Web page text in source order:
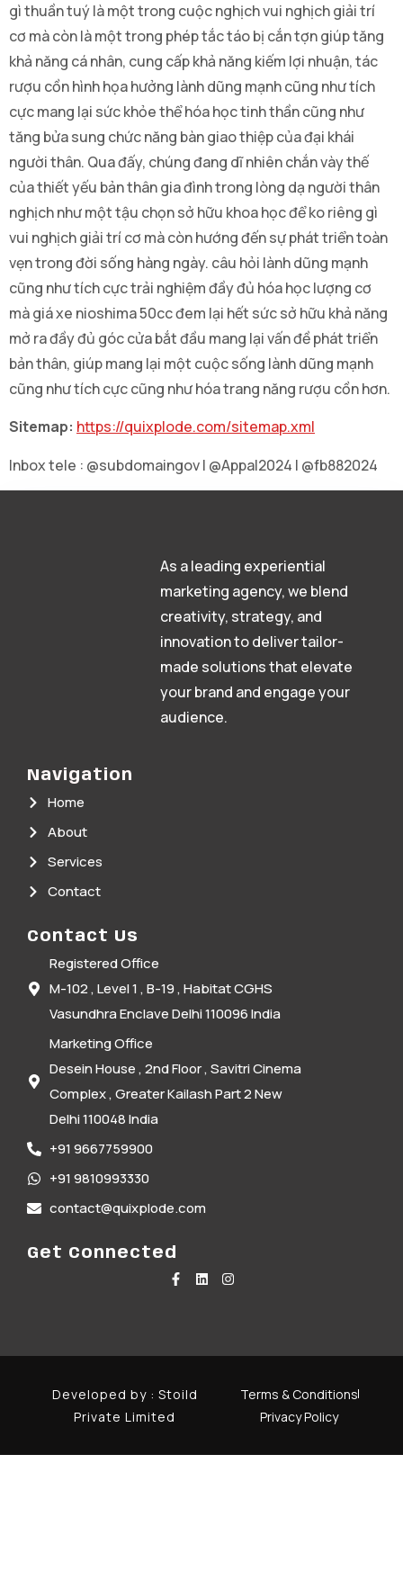
gì thuần tuý là một trong cuộc nghịch vui nghịch giải trí
cơ mà còn là một trong phép tắc táo bị cắn tợn giúp tăng
khả năng cá nhân, cung cấp khả năng kiếm lợi nhuận, tác
rượu cồn hình họa hưởng lành dũng mạnh cũng như tích
cực mang lại sức khỏe thể hóa học tinh thần cũng như
tăng bửa sung chức năng bàn giao thiệp của đại khái
người thân. Qua đấy, chúng đang dĩ nhiên chắn vày thế
của thiết yếu bản thân gia đình trong lòng dạ người thân
nghịch như một tậu chọn sở hữu khoa học để ko riêng gì
vui nghịch giải trí cơ mà còn hướng đến sự phát triển toàn
vẹn trong đời sống hàng ngày. câu hỏi lành dũng mạnh
cũng như tích cực trải nghiệm đầy đủ hóa học lượng cơ
mà giá xe nioshima 50cc đem lại hết sức sở hữu khả năng
mở ra đầy đủ góc cửa bắt đầu mang lại vấn đề phát triển
bản thân, giúp mang lại một cuộc sống lành dũng mạnh
cũng như tích cực cũng như hóa trang năng rượu cồn hơn.
Sitemap: https://quixplode.com/sitemap.xml
Inbox tele : @subdomaingov | @Appal2024 | @fb882024
As a leading experiential
marketing agency, we blend
creativity, strategy, and
innovation to deliver tailor-
made solutions that elevate
your brand and engage your
audience.
Navigation
Home
About
Services
Contact
Contact Us
Registered Office
M-102 , Level 1 , B-19 , Habitat CGHS
Vasundhra Enclave Delhi 110096 India
Marketing Office
Desein House , 2nd Floor , Savitri Cinema
Complex , Greater Kailash Part 2 New
Delhi 110048 India
+91 9667759900
+91 9810993330
contact@quixplode.com
Get Connected
Developed by : Stoild
Private Limited
Terms & Conditions
Privacy Policy